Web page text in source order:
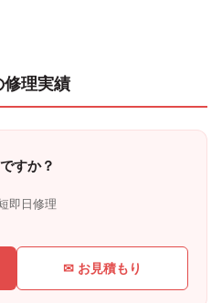
理実績
すか？
即日修理
✉ お見積もり